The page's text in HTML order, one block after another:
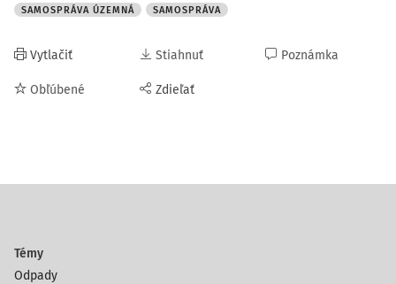
SAMOSPRÁVA ÚZEMNÁ SAMOSPRÁVA
Vytlačiť
Obľúbené
Stiahnuť
Zdieľať
Poznámka
Témy
Odpady